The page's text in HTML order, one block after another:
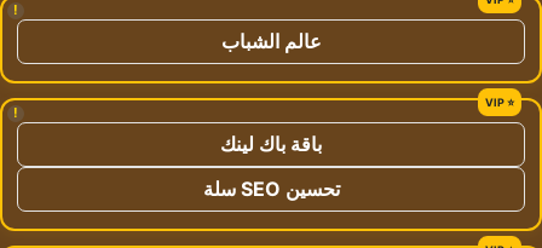
!
عالم الشباب
!
باقة باك لينك
تحسين SEO سلة